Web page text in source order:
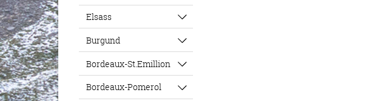
Elsass
Burgund
Bordeaux-St.Emillion
Bordeaux-Pomerol